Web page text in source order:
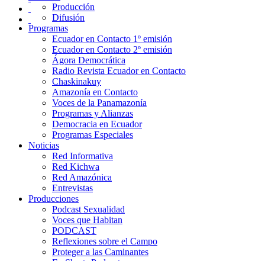
Producción
Difusión
Programas
Ecuador en Contacto 1º emisión
Ecuador en Contacto 2º emisión
Ágora Democrática
Radio Revista Ecuador en Contacto
Chaskinakuy
Amazonía en Contacto
Voces de la Panamazonía
Programas y Alianzas
Democracia en Ecuador
Programas Especiales
Noticias
Red Informativa
Red Kichwa
Red Amazónica
Entrevistas
Producciones
Podcast Sexualidad
Voces que Habitan
PODCAST
Reflexiones sobre el Campo
Proteger a las Caminantes